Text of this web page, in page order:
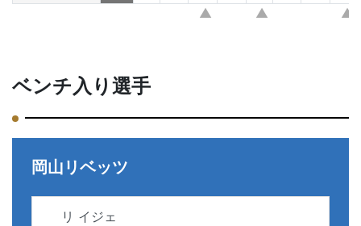
ベンチ入り選手
岡山リベッツ
リ イジェ